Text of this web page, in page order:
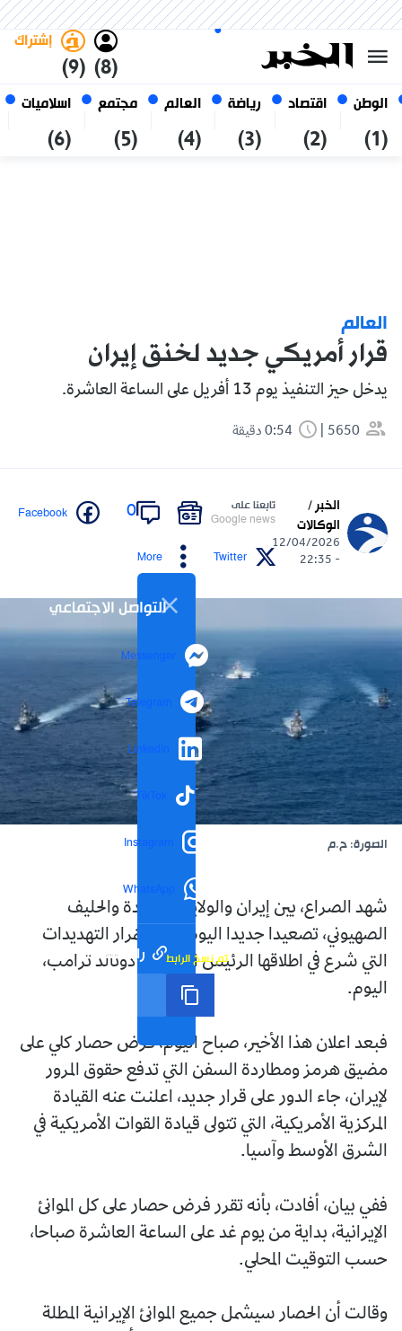
الوطن
(1)
اقتصاد
(2)
رياضة
(3)
العالم
(4)
مجتمع
(5)
اسلاميات
(6)
(8)
إشتراك
(9)
06 أغسطس 2026
الجزائر
العالم
قرار أمريكي جديد لخنق إيران
يدخل حيز التنفيذ يوم 13 أفريل على الساعة العاشرة.
5650
الخبر /
الوكالات
12/04/2026
- 22:35
تابعنا على
Google news
0
Facebook
Twitter
More
التواصل الاجتماعي
Messenger
Telegram
LinkedIn
TikTok
Instagram
WhatsApp
رابط مختصر تم نسخ الرابط
الصورة: ح.م
شهد الصراع، بين إيران والولايات المتحدة والحليف
الصهيوني، تصعيدا جديدا اليوم، في استمرار التهديدات
التي شرع في اطلاقها الرئيس الأمريكي، دونالد ترامب،
اليوم.
فبعد اعلان هذا الأخير، صباح اليوم، فرض حصار كلي على
مضيق هرمز ومطاردة السفن التي تدفع حقوق المرور
لإيران، جاء الدور على قرار جديد، اعلنت عنه القيادة
المركزية الأمريكية، التي تتولى قيادة القوات الأمريكية في
الشرق الأوسط وآسيا.
ففي بيان، أفادت، بأنه تقرر فرض حصار على كل الموانئ
الإيرانية، بداية من يوم غد على الساعة العاشرة صباحا،
حسب التوقيت المحلي.
وقالت أن الحصار سيشمل جميع الموانئ الإيرانية المطلة